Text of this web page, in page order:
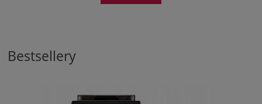
Bestsellery